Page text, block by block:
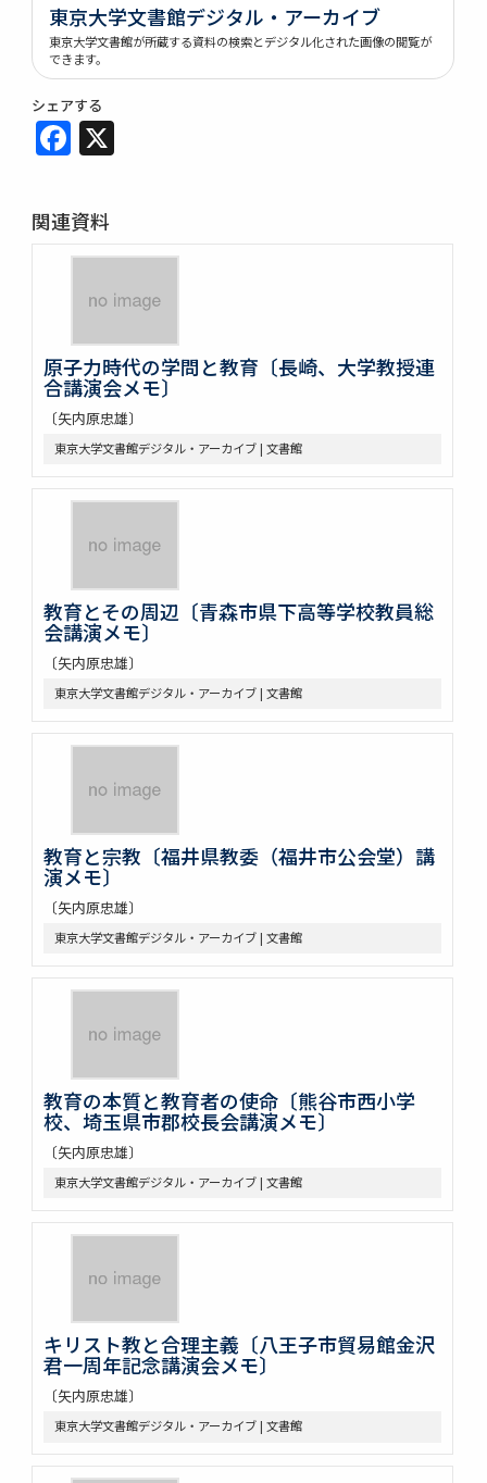
東京大学文書館デジタル・アーカイブ
東京大学文書館が所蔵する資料の検索とデジタル化された画像の閲覧が
できます。
シェアする
Facebook
関連資料
原子力時代の学問と教育〔長崎、大学教授連
合講演会メモ〕
〔矢内原忠雄〕
東京大学文書館デジタル・アーカイブ | 文書館
教育とその周辺〔青森市県下高等学校教員総
会講演メモ〕
〔矢内原忠雄〕
東京大学文書館デジタル・アーカイブ | 文書館
教育と宗教〔福井県教委（福井市公会堂）講
演メモ〕
〔矢内原忠雄〕
東京大学文書館デジタル・アーカイブ | 文書館
教育の本質と教育者の使命〔熊谷市西小学
校、埼玉県市郡校長会講演メモ〕
〔矢内原忠雄〕
東京大学文書館デジタル・アーカイブ | 文書館
キリスト教と合理主義〔八王子市貿易館金沢
君一周年記念講演会メモ〕
〔矢内原忠雄〕
東京大学文書館デジタル・アーカイブ | 文書館